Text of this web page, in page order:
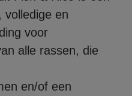
volledige en
voor
alle rassen, die
en/of een